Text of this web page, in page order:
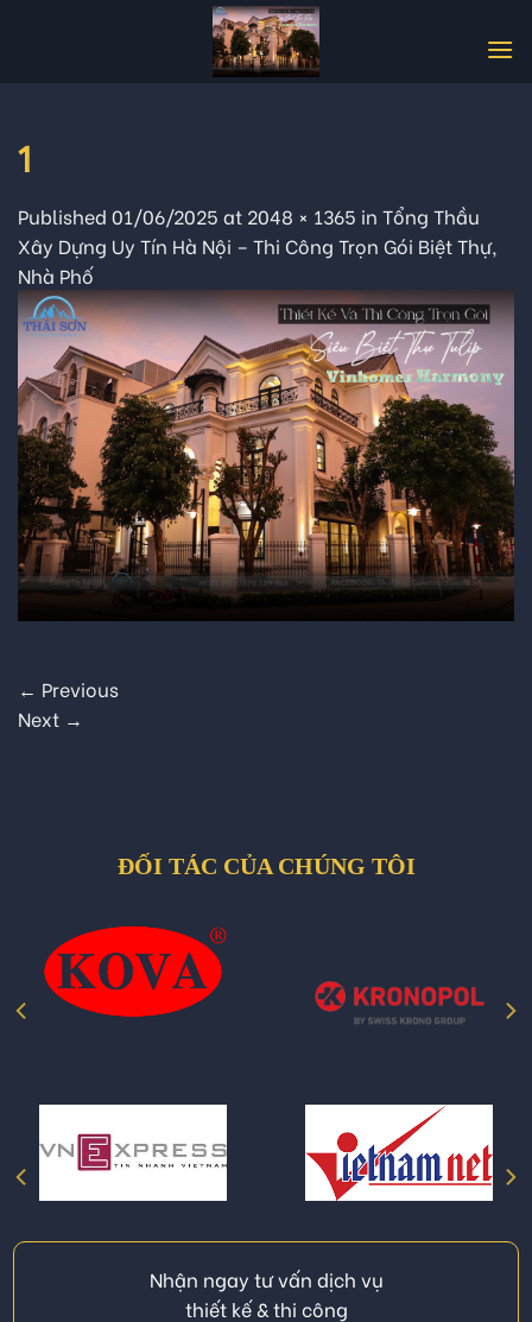
1
Published 01/06/2025 at 2048 × 1365 in Tổng Thầu
Xây Dựng Uy Tín Hà Nội – Thi Công Trọn Gói Biệt Thự,
Nhà Phố
← Previous
Next →
ĐỐI TÁC CỦA CHÚNG TÔI
Nhận ngay tư vấn dịch vụ
thiết kế & thi công